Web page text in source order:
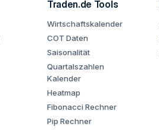
Traden.de Tools
Wirtschaftskalender
COT Daten
Saisonalität
Quartalszahlen
Kalender
Heatmap
Fibonacci Rechner
Pip Rechner